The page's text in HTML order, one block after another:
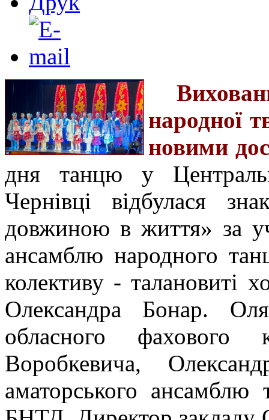
народної
новими
дня танцю у
Чернівці відбулася
довжиною в життя» за
ансамблю народного
колективу - талановиті
Олександра Бонар.
обласного
Воробкевича,
аматорського ансамблю